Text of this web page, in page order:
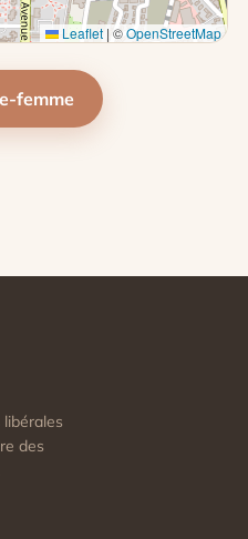
Leaflet | ©OpenStreetMap
femme
des